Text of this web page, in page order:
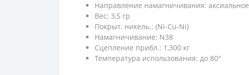
Направление намагничивания: аксиальное
Вес: 3,5 гр
Покрыт. никель.: (Ni-Cu-Ni)
Намагничивание: N38
Сцепление прибл.: 1,300 кг
Температура использования: до 80°